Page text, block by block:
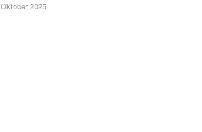
Oktober 2025